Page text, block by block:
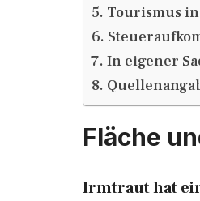
Tourismus
In eigener
Fläche
Irmtraut hat